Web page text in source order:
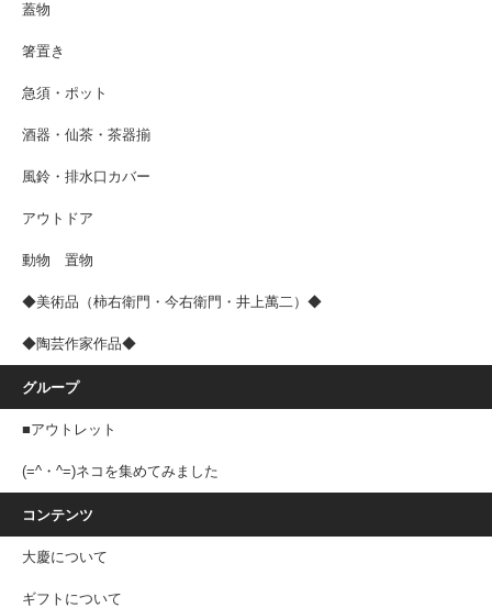
蓋物
箸置き
急須・ポット
酒器・仙茶・茶器揃
風鈴・排水口カバー
アウトドア
動物 置物
◆美術品（柿右衛門・今右衛門・井上萬二）◆
◆陶芸作家作品◆
グループ
■アウトレット
(=^・^=)ネコを集めてみました
コンテンツ
大慶について
ギフトについて